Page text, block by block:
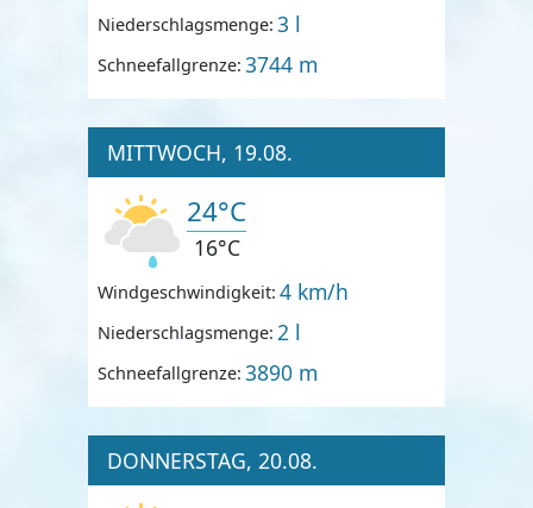
Niederschlagsmenge: 3 l
Schneefallgrenze: 3744 m
MITTWOCH, 19.08.
24°C
16°C
Windgeschwindigkeit: 4 km/h
Niederschlagsmenge: 2 l
Schneefallgrenze: 3890 m
DONNERSTAG, 20.08.